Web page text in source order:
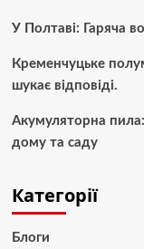
У Полтаві: Гаряча
Кременчуцьке
шукає відповіді.
Акумуляторна
дому та саду
Категорії
Блоги